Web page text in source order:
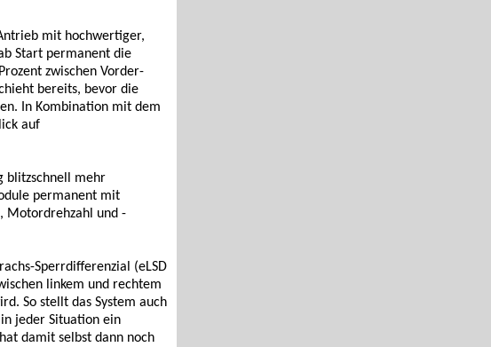
mit hochwertiger,
Start permanent die
zwischen Vorder-
bereits, bevor die
In Kombination mit dem
auf
blitzschnell mehr
permanent mit
Motordrehzahl und -
Sperrdifferenzial (eLSD
linkem und rechtem
So stellt das System auch
jeder Situation ein
damit selbst dann noch